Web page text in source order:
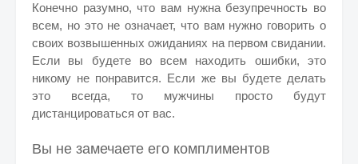
Конечно разумно, что вам нужна безупречность во
всем, но это не означает, что вам нужно говорить о
своих возвышенных ожиданиях на первом свидании.
Если вы будете во всем находить ошибки, это
никому не понравится. Если же вы будете делать
это всегда, то мужчины просто будут
дистанцироваться от вас.
Вы не замечаете его комплиментов